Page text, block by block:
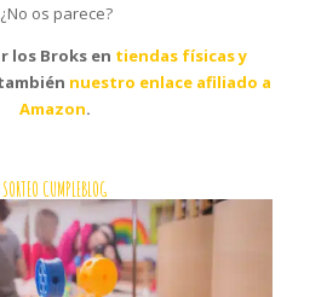
os parece?
los Broks en tiendas físicas y
nuestro enlace afiliado a
Amazon.
SORTEO CUMPLEBLOG